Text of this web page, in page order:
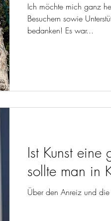
Ich möchte mich ganz
Besuchern sowie
bedanken! Es war...
Ist Kunst eine
sollte man in
Über den Anreiz und die